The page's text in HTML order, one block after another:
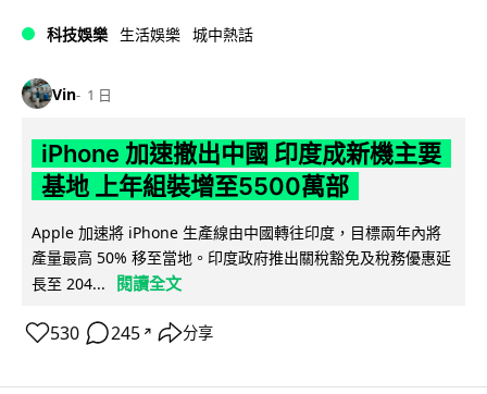
科技娛樂 生活娛樂 城中熱話
Vin 1 日
iPhone 加速撤出中國 印度成新機主要
基地 上年組裝增至5500萬部
Apple 加速將 iPhone 生產線由中國轉往印度，目標兩年內將
產量最高 50% 移至當地。印度政府推出關稅豁免及稅務優惠延
長至 204...
閱讀全文
530 245 ↗ 分享